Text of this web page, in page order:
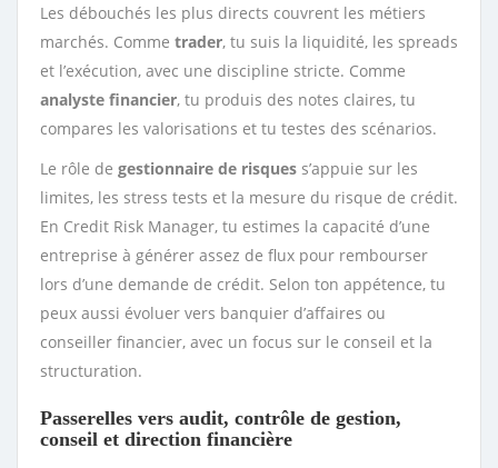
Les débouchés les plus directs couvrent les métiers
marchés. Comme trader, tu suis la liquidité, les spreads
et l’exécution, avec une discipline stricte. Comme
analyste financier, tu produis des notes claires, tu
compares les valorisations et tu testes des scénarios.
Le rôle de gestionnaire de risques s’appuie sur les
limites, les stress tests et la mesure du risque de crédit.
En Credit Risk Manager, tu estimes la capacité d’une
entreprise à générer assez de flux pour rembourser
lors d’une demande de crédit. Selon ton appétence, tu
peux aussi évoluer vers banquier d’affaires ou
conseiller financier, avec un focus sur le conseil et la
structuration.
Passerelles vers audit, contrôle de gestion,
conseil et direction financière